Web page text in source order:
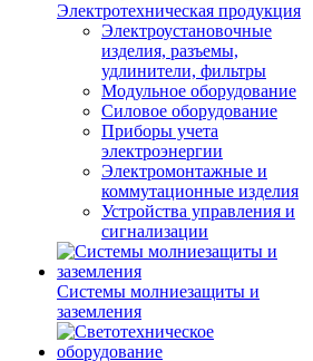
Электротехническая продукция
Электроустановочные
изделия, разъемы,
удлинители, фильтры
Модульное оборудование
Силовое оборудование
Приборы учета
электроэнергии
Электромонтажные и
коммутационные изделия
Устройства управления и
сигнализации
Системы молниезащиты и
заземления